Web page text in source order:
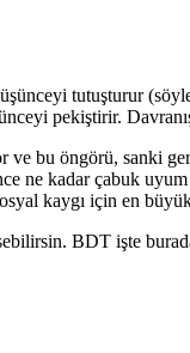
tutuşturur
pekiştirir.
öngörü, sanki
ne kadar çabuk
kaygı için en
BDT işte